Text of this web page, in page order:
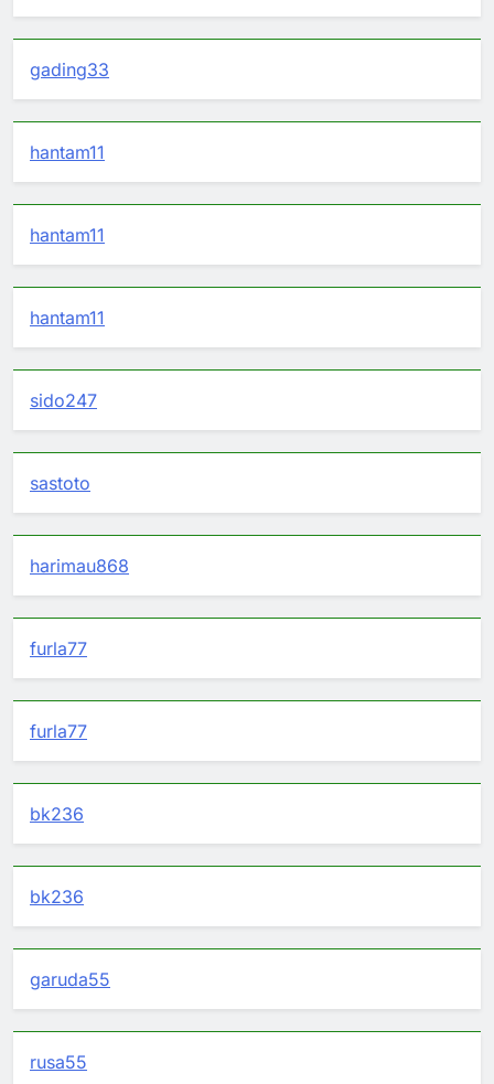
gading33
hantam11
hantam11
hantam11
sido247
sastoto
harimau868
furla77
furla77
bk236
bk236
garuda55
rusa55